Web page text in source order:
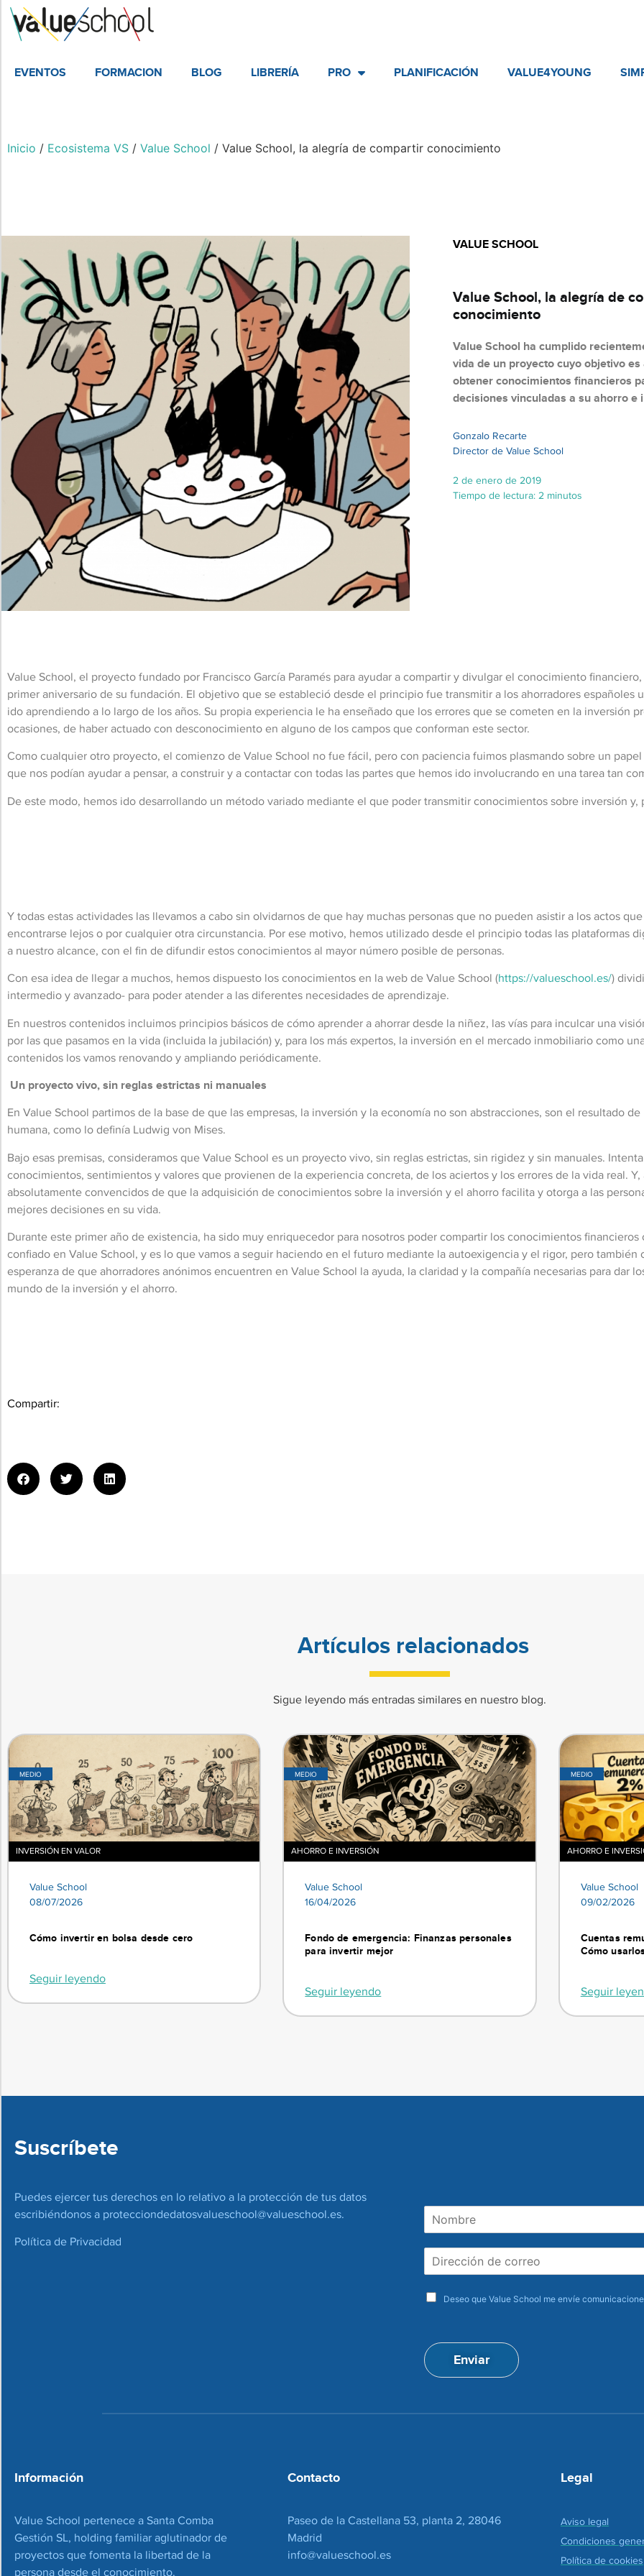
EVENTOS FORMACION BLOG LIBRERÍA PRO PLANIFICACIÓN VALUE4YOUNG
Inicio / Ecosistema VS / Value School / Value School, la alegría de compartir conocimiento
VALUE SCHOOL
Value School, la alegría de
conocimiento
Value School ha cumplido
vida de un proyecto cuyo objetivo
obtener conocimientos financieros
decisiones vinculadas a su ahorro e
Gonzalo Recarte
Director de Value School
2 de enero de 2019
Tiempo de lectura: 2 minutos
Value School, el proyecto fundado por Francisco García Paramés para ayudar a compartir y divulgar el conocimiento
primer aniversario de su fundación. El objetivo que se estableció desde el principio fue transmitir a los ahorradores españoles
ido aprendiendo a lo largo de los años. Su propia experiencia le ha enseñado que los errores que se cometen en la inversión
ocasiones, de haber actuado con desconocimiento en alguno de los campos que conforman este sector.
Como cualquier otro proyecto, el comienzo de Value School no fue fácil, pero con paciencia fuimos plasmando sobre un
que nos podían ayudar a pensar, a construir y a contactar con todas las partes que hemos ido involucrando en una tarea tan
De este modo, hemos ido desarrollando un método variado mediante el que poder transmitir conocimientos sobre inversión
Y todas estas actividades las llevamos a cabo sin olvidarnos de que hay muchas personas que no pueden asistir a los actos
encontrarse lejos o por cualquier otra circunstancia. Por ese motivo, hemos utilizado desde el principio todas las plataformas
a nuestro alcance, con el fin de difundir estos conocimientos al mayor número posible de personas.
Con esa idea de llegar a muchos, hemos dispuesto los conocimientos en la web de Value School (https://valueschool.es/)
intermedio y avanzado- para poder atender a las diferentes necesidades de aprendizaje.
En nuestros contenidos incluimos principios básicos de cómo aprender a ahorrar desde la niñez, las vías para inculcar una
por las que pasamos en la vida (incluida la jubilación) y, para los más expertos, la inversión en el mercado inmobiliario como
contenidos los vamos renovando y ampliando periódicamente.
Un proyecto vivo, sin reglas estrictas ni manuales
En Value School partimos de la base de que las empresas, la inversión y la economía no son abstracciones, son el resultado
humana, como lo definía Ludwig von Mises.
Bajo esas premisas, consideramos que Value School es un proyecto vivo, sin reglas estrictas, sin rigidez y sin manuales.
conocimientos, sentimientos y valores que provienen de la experiencia concreta, de los aciertos y los errores de la vida real.
absolutamente convencidos de que la adquisición de conocimientos sobre la inversión y el ahorro facilita y otorga a las
mejores decisiones en su vida.
Durante este primer año de existencia, ha sido muy enriquecedor para nosotros poder compartir los conocimientos
confiado en Value School, y es lo que vamos a seguir haciendo en el futuro mediante la autoexigencia y el rigor, pero también
esperanza de que ahorradores anónimos encuentren en Value School la ayuda, la claridad y la compañía necesarias para dar
mundo de la inversión y el ahorro.
Compartir:
Artículos relacionados
Sigue leyendo más entradas similares en nuestro blog.
MEDIO
INVERSIÓN EN VALOR
Value School
08/07/2026
Cómo invertir en bolsa desde cero
Seguir leyendo
MEDIO
AHORRO E INVERSIÓN
Value School
16/04/2026
Fondo de emergencia: Finanzas personales
para invertir mejor
Seguir leyendo
MEDIO
AHORRO E
Value School
09/02/2026
Cuentas
Cómo
Seguir
Suscríbete
Puedes ejercer tus derechos en lo relativo a la protección de tus datos
escribiéndonos a protecciondedatosvalueschool@valueschool.es.
Política de Privacidad
e
ó
n
c
a
t
a
o
Deseo que Value School me envíe
Enviar
Información
Value School pertenece a Santa Comba
Gestión SL, holding familiar aglutinador de
proyectos que fomenta la libertad de la
persona desde el conocimiento.
Contacto
Paseo de la Castellana 53, planta 2, 28046
Madrid
info@valueschool.es
Legal
Aviso legal
Condiciones
Política de cookies